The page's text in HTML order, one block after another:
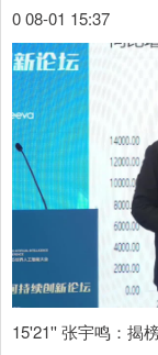
0 08-01 15:37
15'21'' 张宇鸣：揭